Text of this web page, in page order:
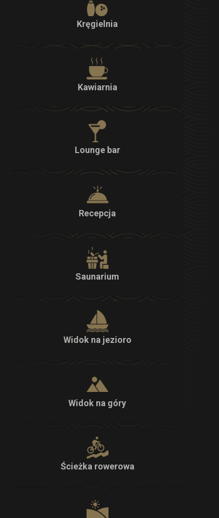
Kręgielnia
Kawiarnia
Lounge bar
Recepcja
Saunarium
Widok na jezioro
Widok na góry
Ścieżka rowerowa